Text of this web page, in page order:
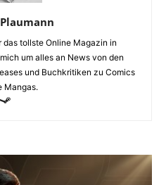
tollste Online Magazin in
um alles an News von den
und Buchkritiken zu Comics
Mangas.